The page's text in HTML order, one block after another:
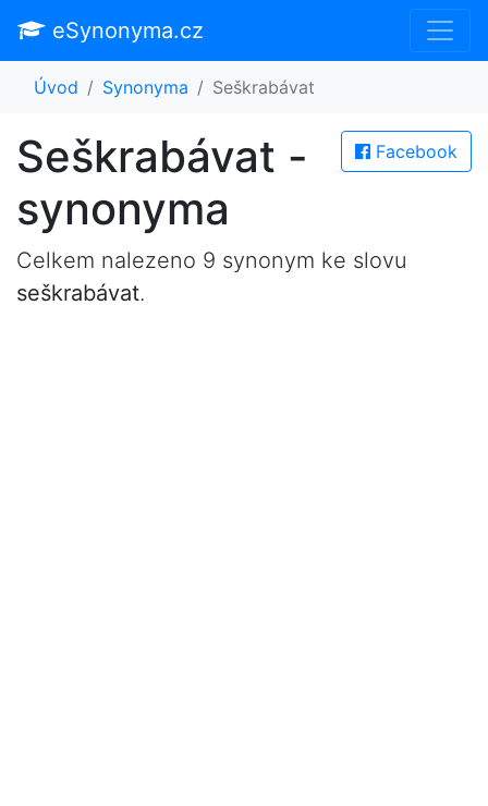
eSynonyma.cz
Úvod Synonyma Seškrabávat
Facebook
Seškrabávat -
synonyma
Celkem nalezeno 9 synonym ke slovu
seškrabávat.